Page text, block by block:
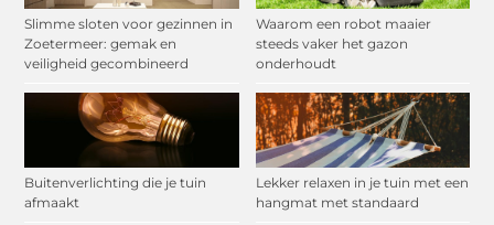
Slimme sloten voor gezinnen in
Zoetermeer: gemak en
veiligheid gecombineerd
Waarom een robot maaier
steeds vaker het gazon
onderhoudt
Buitenverlichting die je tuin
afmaakt
Lekker relaxen in je tuin met een
hangmat met standaard